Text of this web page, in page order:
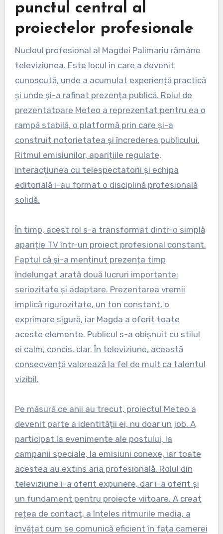
punctul central al
proiectelor profesionale
Nucleul profesional al Magdei Palimariu rămâne
televiziunea. Este locul în care a devenit
cunoscută, unde a acumulat experiență practică
și unde și-a rafinat prezența publică. Rolul de
prezentatoare Meteo a reprezentat pentru ea o
rampă stabilă, o platformă prin care și-a
construit notorietatea și încrederea publicului.
Ritmul emisiunilor, aparițiile regulate,
interacțiunea cu telespectatorii și echipa
editorială i-au format o disciplină profesională
solidă.
În timp, acest rol s-a transformat dintr-o simplă
apariție TV într-un proiect profesional constant.
Faptul că și-a menținut prezența timp
îndelungat arată două lucruri importante:
seriozitate și adaptare. Prezentarea vremii
implică rigurozitate, un ton constant, o
exprimare sigură, iar Magda a oferit toate
aceste elemente. Publicul s-a obișnuit cu stilul
ei calm, concis, clar. În televiziune, această
consecvență valorează la fel de mult ca talentul
vizibil.
Pe măsură ce anii au trecut, proiectul Meteo a
devenit parte a identității ei, nu doar un job. A
participat la evenimente ale postului, la
campanii speciale, la emisiuni conexe, iar toate
acestea au extins aria profesională. Rolul din
televiziune i-a oferit expunere, dar i-a oferit și
un fundament pentru proiecte viitoare. A creat
rețea de contact, a înțeles ritmurile media, a
învățat cum se comunică eficient în fața camerei